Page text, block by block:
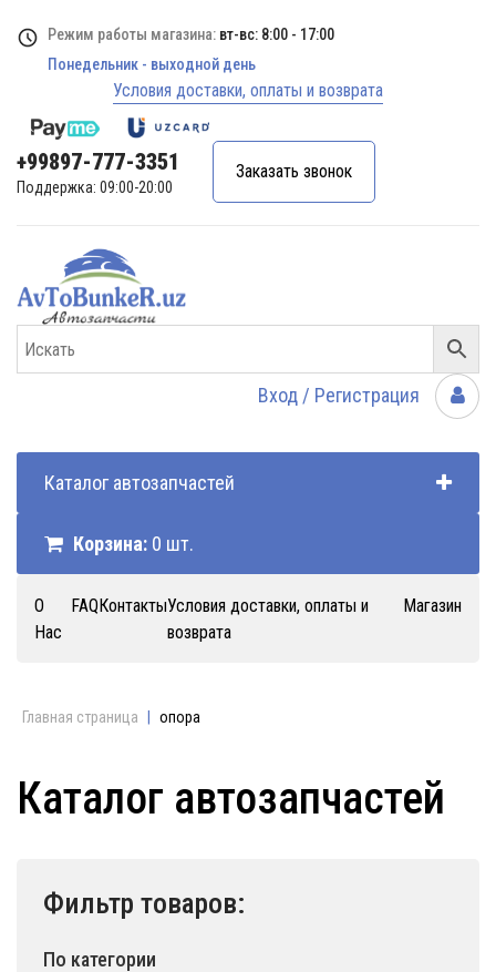
Режим работы магазина: вт-вс: 8:00 - 17:00
Понедельник - выходной день
Условия доставки, оплаты и возврата
+99897-777-3351
Поддержка: 09:00-20:00
Заказать звонок
Вход / Регистрация
Каталог автозапчастей
Корзина: 0 шт.
О
Нас
FAQКонтактыУсловия доставки, оплаты и
возврата
Магазин
Главная страница опора
Каталог автозапчастей
Фильтр товаров:
По категории